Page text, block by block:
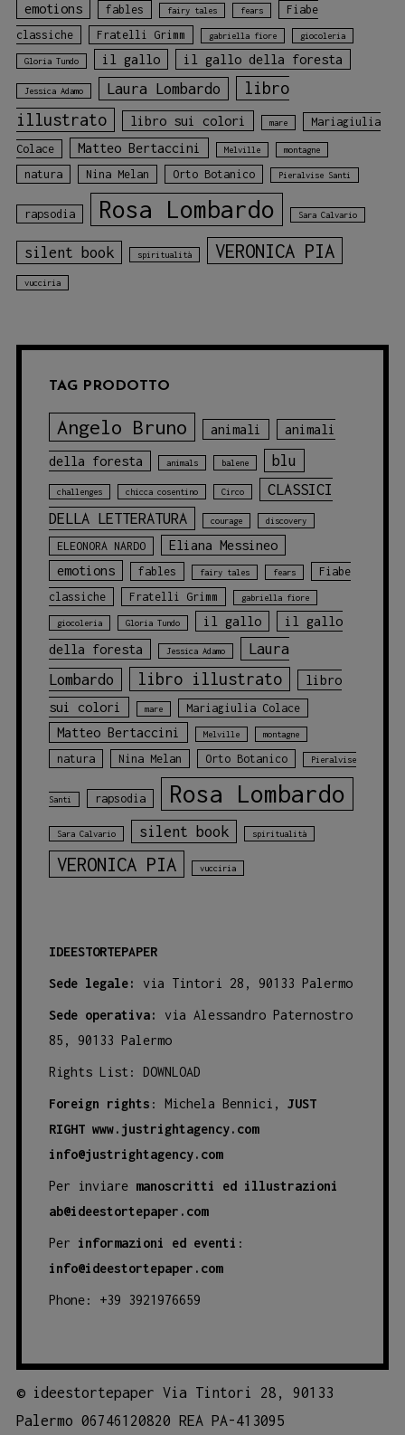
emotions
fables fairy tales fears
Fiabe
classiche
Fratelli Grimm gabriella fiore giocoleria
Gloria Tundo il gallo il gallo della foresta
Jessica Adamo Laura Lombardo
libro
illustrato
libro sui colori mare
Mariagiulia
Colace
Matteo Bertaccini Melville montagne
natura Nina Melan Orto Botanico Pieralvise Santi
rapsodia Rosa Lombardo Sara Calvario
silent book spiritualità VERONICA PIA
vucciria
TAG PRODOTTO
Angelo Bruno animali animali
della foresta animals balene blu
challenges chicca cosentino Circo
CLASSICI
DELLA LETTERATURA
courage discovery
ELEONORA NARDO
Eliana Messineo
emotions
fables fairy tales fears
Fiabe
classiche
Fratelli Grimm gabriella fiore
giocoleria Gloria Tundo il gallo
il gallo
della foresta
Jessica Adamo
Laura
Lombardo
libro illustrato
libro
sui colori
mare Mariagiulia Colace
Matteo Bertaccini Melville montagne
natura Nina Melan Orto Botanico Pieralvise
Santi rapsodia Rosa Lombardo
Sara Calvario silent book spiritualità
VERONICA PIA vucciria
IDEESTORTEPAPER
Sede legale: via Tintori 28, 90133 Palermo
Sede operativa:
via Alessandro Paternostro
85, 90133 Palermo
Rights List: DOWNLOAD
Foreign rights : Michela Bennici, JUST
RIGHT www.justrightagency.com
info@justrightagency.com
Per inviare manoscritti ed illustrazioni
ab@ideestortepaper.com
Per informazioni ed eventi :
info@ideestortepaper.com
Phone: +39 3921976659
© ideestortepaper Via Tintori 28, 90133
Palermo 06746120820 REA PA-413095